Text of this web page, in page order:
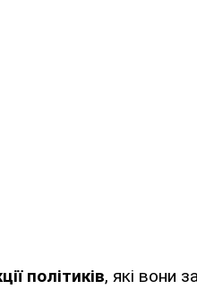
політиків, які вони